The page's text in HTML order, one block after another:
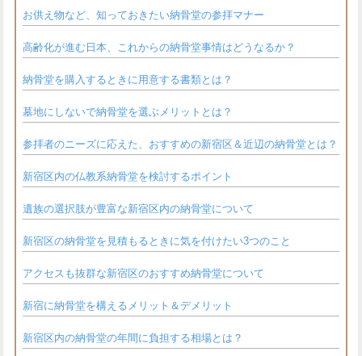
お供え物など、知っておきたい納骨堂の参拝マナー
高齢化が進む日本、これからの納骨堂事情はどうなるか？
納骨堂を購入するときに用意する書類とは？
墓地にしないで納骨堂を選ぶメリットとは？
参拝者のニーズに応えた、おすすめの新宿区＆近辺の納骨堂とは？
新宿区内の仏教系納骨堂を検討するポイント
遺族の選択肢が豊富な新宿区内の納骨堂について
新宿区の納骨堂を見積もるときに気を付けたい3つのこと
アクセスも抜群な新宿区のおすすめ納骨堂について
新宿に納骨堂を構えるメリット＆デメリット
新宿区内の納骨堂の年間に負担する相場とは？